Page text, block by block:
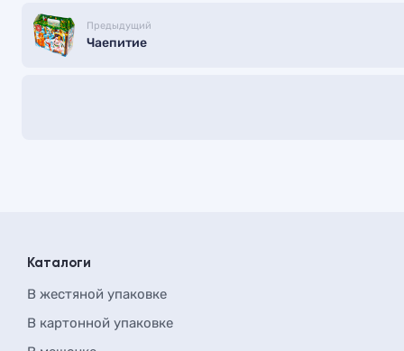
Предыдущий
Чаепитие
Каталоги
В жестяной упаковке
В картонной упаковке